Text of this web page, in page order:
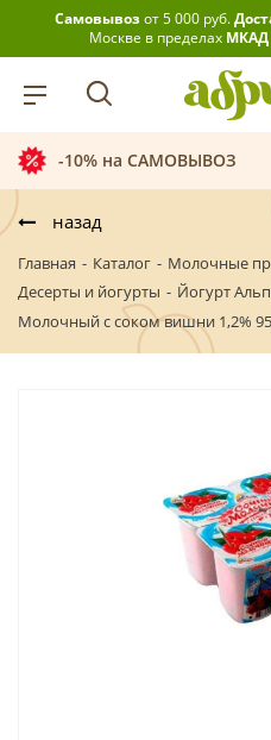
Самовывозот 5 000 руб.
Москве в пределах МКАД
-10% на САМОВЫВОЗ
назад
Главная - Каталог - Молочные
Десерты и йогурты - Йогурт
Молочный с соком вишни 1,2%